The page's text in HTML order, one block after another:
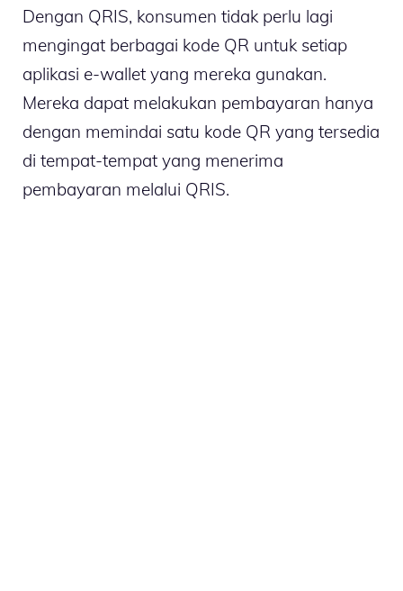
Dengan QRIS, konsumen tidak perlu lagi
mengingat berbagai kode QR untuk setiap
aplikasi e-wallet yang mereka gunakan.
Mereka dapat melakukan pembayaran hanya
dengan memindai satu kode QR yang tersedia
di tempat-tempat yang menerima
pembayaran melalui QRIS.